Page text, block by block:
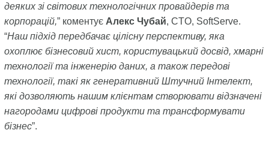
деяких зі світових технологічних провайдерів та
корпорацій,” коментує Алекс Чубай, CTO, SoftServe.
“Наш підхід передбачає цілісну перспективу, яка
охоплює бізнесовий хист, користувацький досвід, хмарні
технології та інженерію даних, а також передові
технології, такі як генеративний Штучний Інтелект,
які дозволяють нашим клієнтам створювати відзначені
нагородами цифрові продукти та трансформувати
бізнес”.